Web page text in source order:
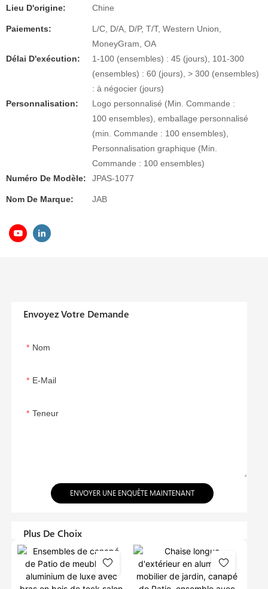
Lieu D'origine: Chine
Paiements:
L/C, D/A, D/P, T/T, Western Union,
MoneyGram, OA
Délai D'exécution:
1-100 (ensembles) : 45 (jours), 101-300
(ensembles) : 60 (jours), > 300 (ensembles)
: à négocier (jours)
Personnalisation:
Logo personnalisé (Min. Commande :
100 ensembles), emballage personnalisé
(min. Commande : 100 ensembles),
Personnalisation graphique (Min.
Commande : 100 ensembles)
Numéro De Modèle:
JPAS-1077
Nom De Marque: JAB
Envoyez Votre Demande
Nom
E-Mail
Teneur
ENVOYER UNE ENQUÊTE MAINTENANT
Plus De Choix